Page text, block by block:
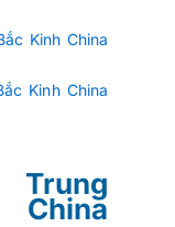
Kinh China
Kinh China
Trung
China